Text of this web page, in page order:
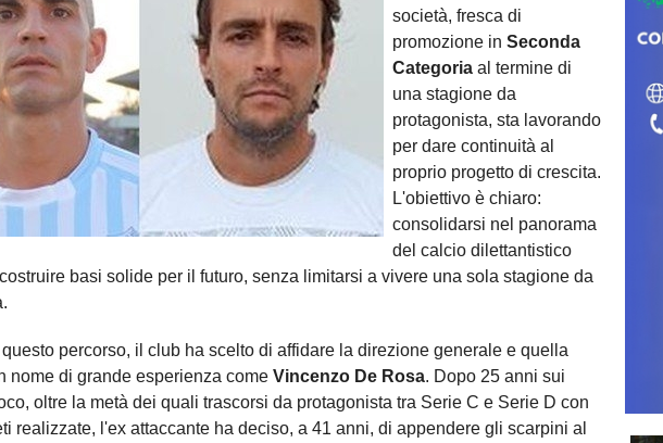
società, fresca di
promozione in Seconda
Categoria al termine di
una stagione da
protagonista, sta lavorando
per dare continuità al
proprio progetto di crescita.
L'obiettivo è chiaro:
consolidarsi nel panorama
del calcio dilettantistico
basi solide per il futuro, senza limitarsi a vivere una sola stagione da
percorso, il club ha scelto di affidare la direzione generale e quella
nome di grande esperienza come Vincenzo De Rosa. Dopo 25 anni sui
oltre la metà dei quali trascorsi da protagonista tra Serie C e Serie D con
realizzate, l'ex attaccante ha deciso, a 41 anni, di appendere gli scarpini al